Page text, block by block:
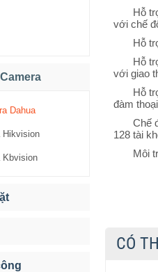
Dahua
Hikvision
Kbvision
Hỗ
với chế
Hỗ
Hỗ
với giao
Hỗ
đàm
Chế
128 tài
Môi
CÓ